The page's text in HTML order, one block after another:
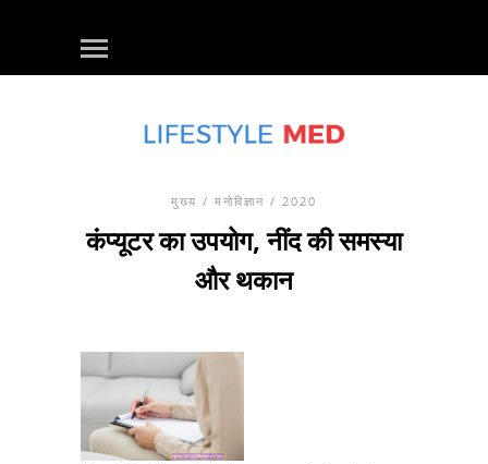
मुख्य / मनोविज्ञान / 2020
कंप्यूटर का उपयोग, नींद की समस्या
और थकान